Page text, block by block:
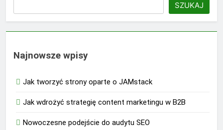
SZUKAJ
Najnowsze wpisy
Jak tworzyć strony oparte o JAMstack
Jak wdrożyć strategię content marketingu w B2B
Nowoczesne podejście do audytu SEO